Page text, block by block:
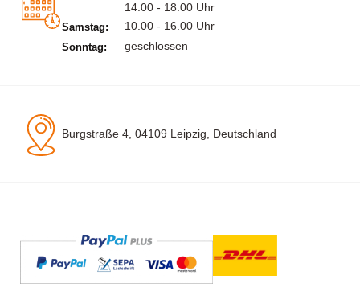
14.00 - 18.00 Uhr
Samstag: 10.00 - 16.00 Uhr
Sonntag: geschlossen
Burgstraße 4, 04109 Leipzig, Deutschland